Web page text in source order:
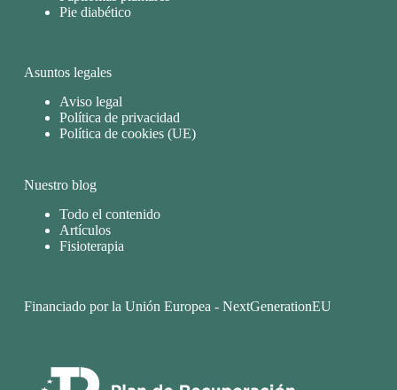
Pie diabético
Asuntos legales
Aviso legal
Política de privacidad
Política de cookies (UE)
Nuestro blog
Todo el contenido
Artículos
Fisioterapia
Financiado por la Unión Europea - NextGenerationEU